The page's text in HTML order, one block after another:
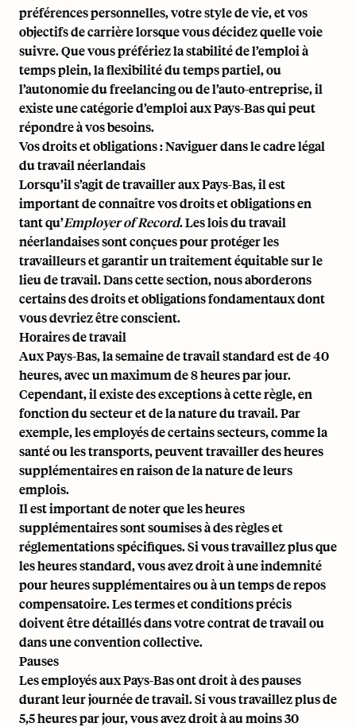
préférences personnelles, votre style de vie, et vos
objectifs de carrière lorsque vous décidez quelle voie
suivre. Que vous préfériez la stabilité de l’emploi à
temps plein, la flexibilité du temps partiel, ou
l’autonomie du freelancing ou de l’auto-entreprise, il
existe une catégorie d’emploi aux Pays-Bas qui peut
répondre à vos besoins.
Vos droits et obligations : Naviguer dans le cadre légal
du travail néerlandais
Lorsqu’il s’agit de travailler aux Pays-Bas, il est
important de connaître vos droits et obligations en
tant qu’Employer of Record. Les lois du travail
néerlandaises sont conçues pour protéger les
travailleurs et garantir un traitement équitable sur le
lieu de travail. Dans cette section, nous aborderons
certains des droits et obligations fondamentaux dont
vous devriez être conscient.
Horaires de travail
Aux Pays-Bas, la semaine de travail standard est de 40
heures, avec un maximum de 8 heures par jour.
Cependant, il existe des exceptions à cette règle, en
fonction du secteur et de la nature du travail. Par
exemple, les employés de certains secteurs, comme la
santé ou les transports, peuvent travailler des heures
supplémentaires en raison de la nature de leurs
emplois.
Il est important de noter queles heures
supplémentairessont soumises à des règles et
réglementations spécifiques. Si vous travaillez plus que
les heures standard, vous avez droit à une indemnité
pour heures supplémentaires ou à un temps de repos
compensatoire. Les termes et conditions précis
doivent être détaillés dans votre contrat de travail ou
dans une convention collective.
Pauses
Les employés aux Pays-Bas ont droit à des pauses
durant leur journée de travail. Si vous travaillez plus de
5,5 heures par jour, vous avez droit à au moins 30